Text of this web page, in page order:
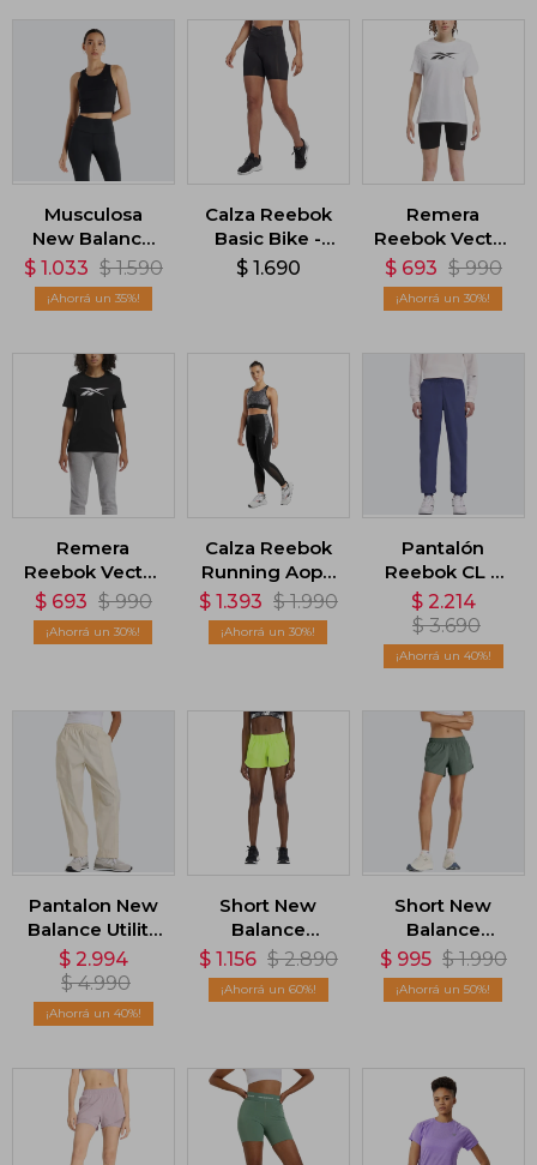
Musculosa
New Balance
Micro-Rib -
Negro
$ 1.033 $ 1.590
35
Calza Reebok
Basic Bike -
Negro
$ 1.690
Remera
Reebok Vector
Graphic -
Blanco
$ 693 $ 990
30
Remera
Reebok Vector
Graphic -
Negro
$ 693 $ 990
30
Calza Reebok
Running Aop -
Negro
$ 1.393 $ 1.990
30
Pantalón
Reebok CL F
FR Trackpant -
Azul
$ 2.214
$ 3.690
40
Pantalon New
Balance Utility
- Beige
$ 2.994
$ 4.990
40
Short New
Balance
Impact Run
3in - Verde
$ 1.156 $ 2.890
60
Short New
Balance
Essentials 3in -
Verde
$ 995 $ 1.990
50